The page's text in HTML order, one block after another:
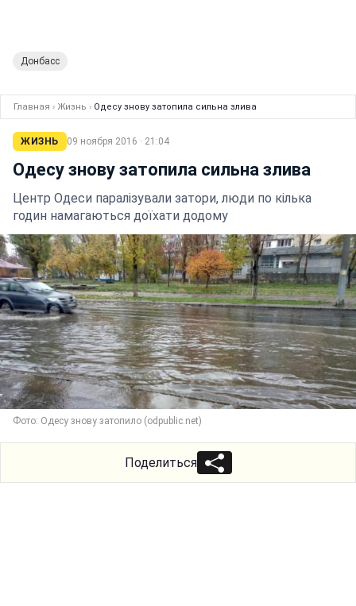
Донбасс
Главная › Жизнь › Одесу знову затопила сильна злива
ЖИЗНЬ 09 ноября 2016 · 21:04
Одесу знову затопила сильна злива
Центр Одеси паралізували затори, люди по кілька
годин намагаються доїхати додому
Фото: Одесу знову затопило (odpublic.net)
Поделиться